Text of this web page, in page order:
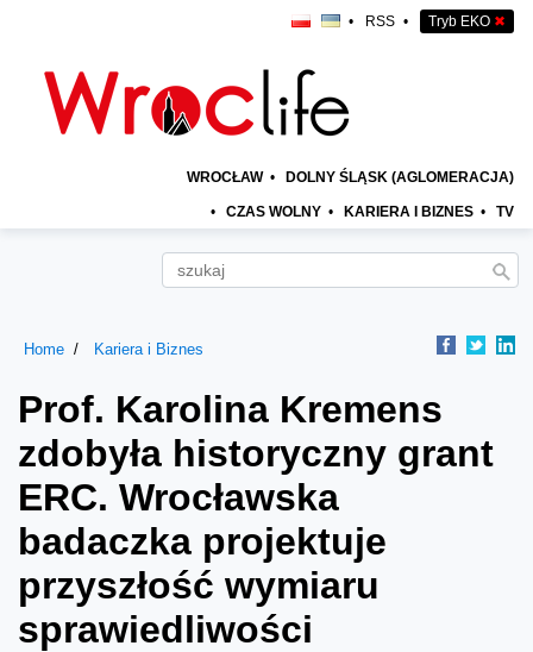
• RSS • Tryb EKO ✖
WROCŁAW • DOLNY ŚLĄSK (AGLOMERACJA)
• CZAS WOLNY • KARIERA I BIZNES • TV
Home Kariera i Biznes
Prof. Karolina Kremens
zdobyła historyczny grant
ERC. Wrocławska
badaczka projektuje
przyszłość wymiaru
sprawiedliwości